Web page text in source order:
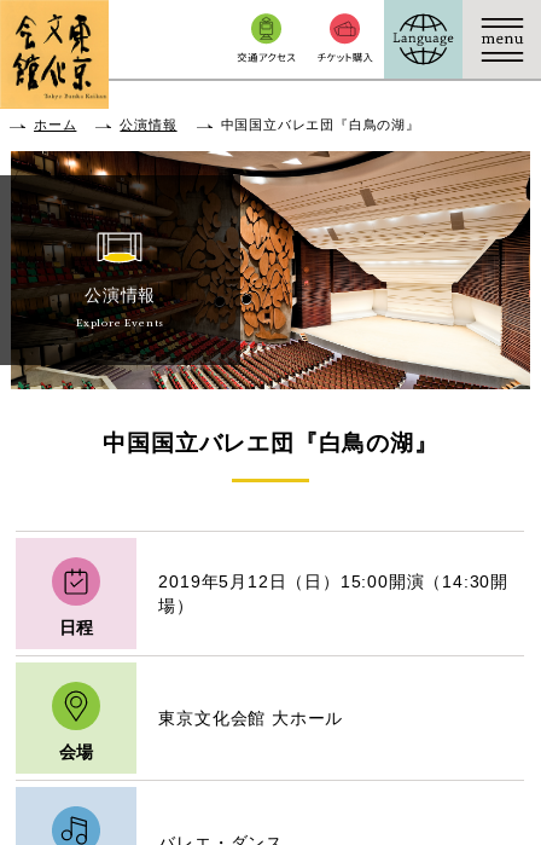
本文へ移動
ホーム 公演情報 中国国立バレエ団『白鳥の湖』
公演情報
Explore Events
中国国立バレエ団『白鳥の湖』
日程
2019年5月12日（日）15:00開演（14:30開
場）
会場
東京文化会館 大ホール